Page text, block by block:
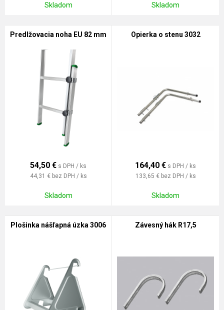
Skladom Skladom
Predlžovacia noha EU 82 mm
54,50 € s DPH / ks
44,31 € bez DPH / ks
Skladom
Opierka o stenu 3032
164,40 € s DPH / ks
133,65 € bez DPH / ks
Skladom
Plošinka nášľapná úzka 3006 Závesný hák R17,5